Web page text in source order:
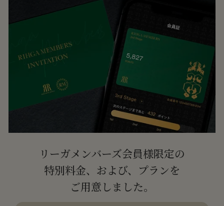
リーガメンバーズ会員様限定の
特別料金、および、プランを
ご用意しました。